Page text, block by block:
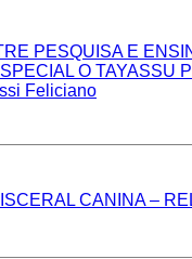
PESQUISA E
O TAYASSU
Feliciano
CANINA –